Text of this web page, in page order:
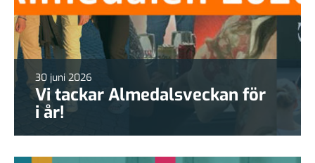
30 juni 2026
Vi tackar Almedalsveckan för
i år!